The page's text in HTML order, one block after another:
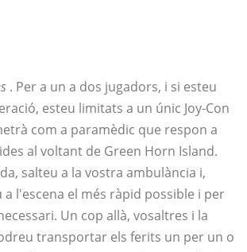
. Per a un a dos jugadors, i si esteu
esteu limitats a un únic Joy-Con
com a paramèdic que respon a
al voltant de Green Horn Island.
salteu a la vostra ambulància i,
l'escena el més ràpid possible i per
Un cop allà, vosaltres i la
transportar els ferits un per un o